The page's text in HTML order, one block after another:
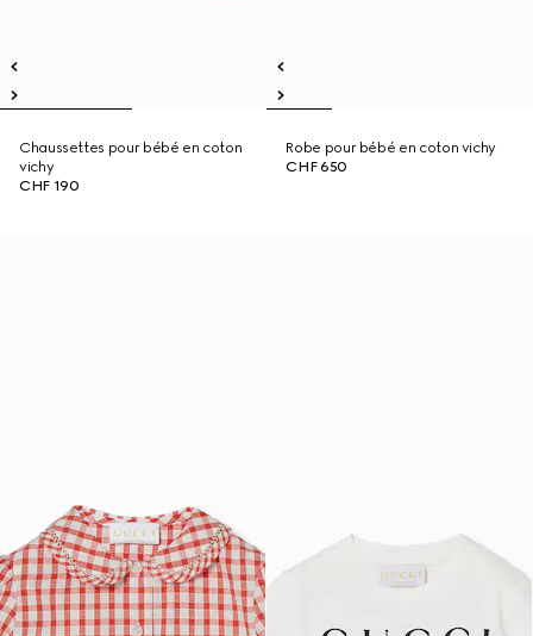
Chaussettes pour bébé en coton
vichy
CHF 190
Robe pour bébé en coton vichy
CHF 650